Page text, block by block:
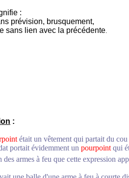
:
prévision, brusquement,
sans lien avec la précédente.
:
était un vêtement qui partait du
portait évidemment unpourpoint qui
armes à feu que cette expression